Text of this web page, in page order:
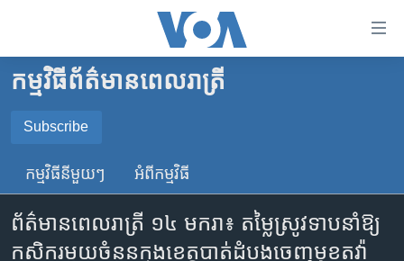
គេហទំព័រ​
ទាក់ទង
រំលង​
ទំព័រ​
ព័ត៌មាន​​
កម្ពុជា
អន្តរជាតិ
ចិន
ហេឡូវីអូអេ
កម្ពុជាច្នៃប្រតិដ្ឋ
កម្មវិធី​ព័ត៌មាន​ពេលរាត្រី
Subscribe
SUBSCRIBE
YouTube Music
កម្មវិធី​នីមួយៗ អំពី​កម្មវិធី​
ព័ត៌មានពេលរាត្រី ១៤ មករា៖ តម្លៃ​ស្រូវ​ទាប​នាំ​ឱ្យ​​
កសិករ​មួយ​ចំនួន​ក្នុង​ខេត្ត​បាត់​ដំបង​ចេញ​មុខ​តវ៉ា